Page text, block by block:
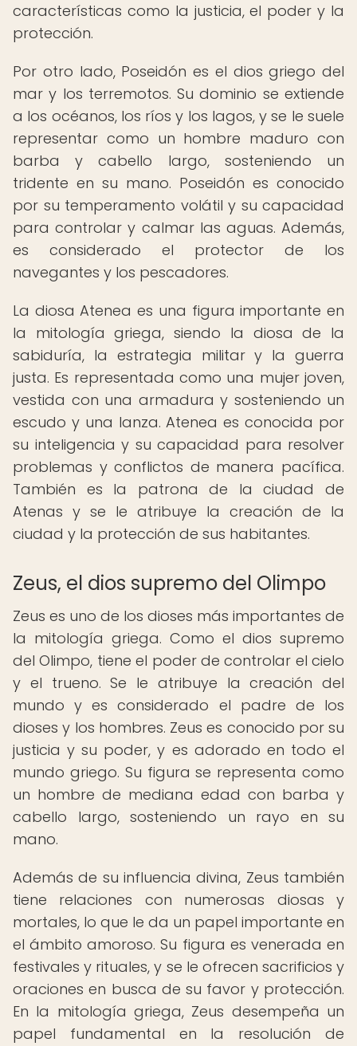
características como la justicia, el poder y la
protección.
Por otro lado, Poseidón es el dios griego del
mar y los terremotos. Su dominio se extiende
a los océanos, los ríos y los lagos, y se le suele
representar como un hombre maduro con
barba y cabello largo, sosteniendo un
tridente en su mano. Poseidón es conocido
por su temperamento volátil y su capacidad
para controlar y calmar las aguas. Además,
es considerado el protector de los
navegantes y los pescadores.
La diosa Atenea es una figura importante en
la mitología griega, siendo la diosa de la
sabiduría, la estrategia militar y la guerra
justa. Es representada como una mujer joven,
vestida con una armadura y sosteniendo un
escudo y una lanza. Atenea es conocida por
su inteligencia y su capacidad para resolver
problemas y conflictos de manera pacífica.
También es la patrona de la ciudad de
Atenas y se le atribuye la creación de la
ciudad y la protección de sus habitantes.
Zeus, el dios supremo del Olimpo
Zeus es uno de los dioses más importantes de
la mitología griega. Como el dios supremo
del Olimpo, tiene el poder de controlar el cielo
y el trueno. Se le atribuye la creación del
mundo y es considerado el padre de los
dioses y los hombres. Zeus es conocido por su
justicia y su poder, y es adorado en todo el
mundo griego. Su figura se representa como
un hombre de mediana edad con barba y
cabello largo, sosteniendo un rayo en su
mano.
Además de su influencia divina, Zeus también
tiene relaciones con numerosas diosas y
mortales, lo que le da un papel importante en
el ámbito amoroso. Su figura es venerada en
festivales y rituales, y se le ofrecen sacrificios y
oraciones en busca de su favor y protección.
En la mitología griega, Zeus desempeña un
papel fundamental en la resolución de